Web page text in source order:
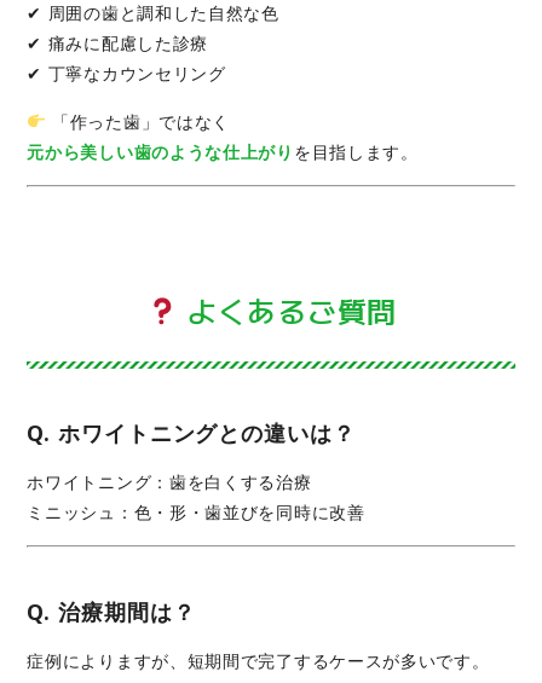
✔ 周囲の歯と調和した自然な色
✔ 痛みに配慮した診療
✔ 丁寧なカウンセリング
「作った歯」ではなく
元から美しい歯のような仕上がり を目指します。
よくあるご質問
Q. ホワイトニングとの違いは？
ホワイトニング：歯を白くする治療
ミニッシュ：色・形・歯並びを同時に改善
Q. 治療期間は？
症例によりますが、短期間で完了するケースが多いです。